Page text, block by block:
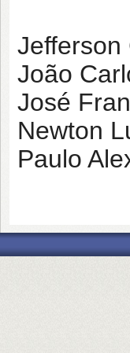
Jefferson
João
José
Newton
Paulo